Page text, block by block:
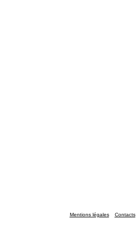
Mentions légales Contacts